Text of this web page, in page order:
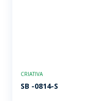
CRIATIVA
SB -0814-S